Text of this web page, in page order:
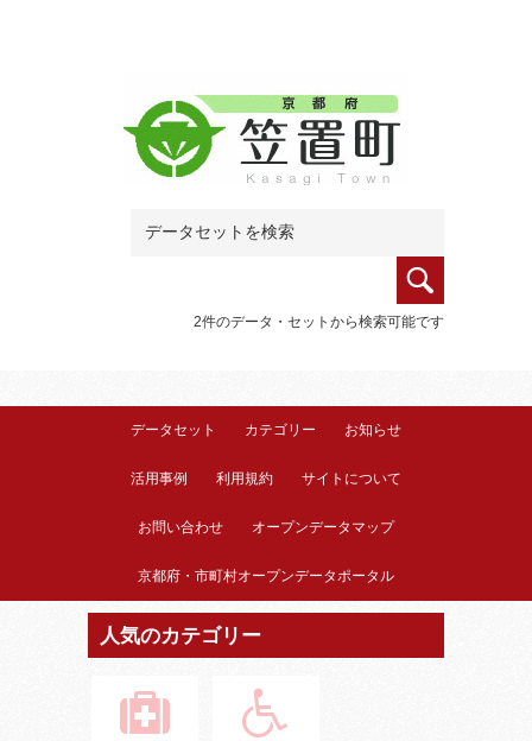
2件のデータ・セットから検索可能です
データセット カテゴリー お知らせ
活用事例 利用規約 サイトについて
お問い合わせ オープンデータマップ
京都府・市町村オープンデータポータル
人気のカテゴリー